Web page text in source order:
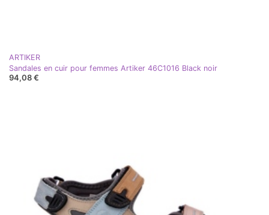
ARTIKER
Sandales en cuir pour femmes Artiker 46C1016 Black noir
94,08 €